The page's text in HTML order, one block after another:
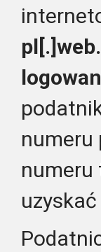
numeru
numeru